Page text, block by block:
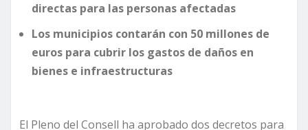
directas para las personas afectadas
Los municipios contarán con 50 millones de
euros para cubrir los gastos de daños en
bienes e infraestructuras
El Pleno del Consell ha aprobado dos decretos para